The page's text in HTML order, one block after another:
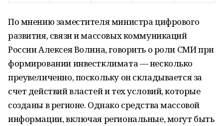
По мнению заместителя министра цифрового
развития, связи и массовых коммуникаций
России Алексея Волина, говорить о роли СМИ при
формировании инвестклимата — несколько
преувеличенно, поскольку он складывается за
счет действий властей и тех условий, которые
созданы в регионе. Однако средства массовой
информации, включая региональные, могут быть